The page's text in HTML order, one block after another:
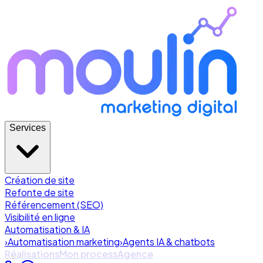
Services
Création de site
Refonte de site
Référencement (SEO)
Visibilité en ligne
Automatisation & IA
›Automatisation marketing›Agents IA & chatbots
RéalisationsMon processAgence